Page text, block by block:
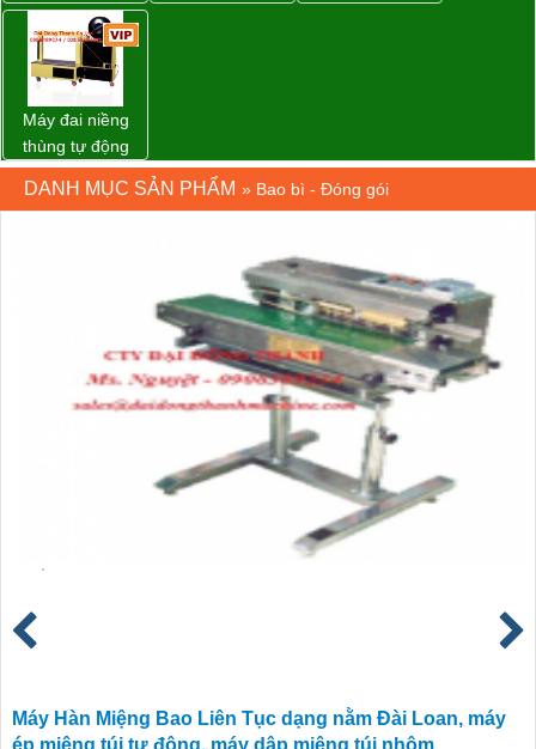
WP-55 xuất xứ
Đài Loan
Máy đai niềng
thùng tự động
DBA-80A Đài
Loan giá rẻ
DANH MỤC SẢN PHẨM » Bao bì - Đóng gói
Máy Hàn Miệng Bao Liên Tục dạng nằm Đài Loan, máy